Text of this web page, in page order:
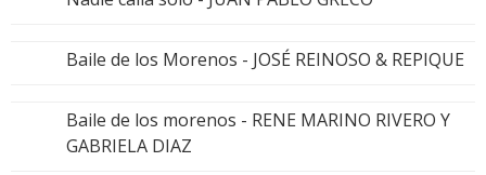
Baile de los Morenos - JOSÉ REINOSO & REPIQUE
Baile de los morenos - RENE MARINO RIVERO Y
GABRIELA DIAZ